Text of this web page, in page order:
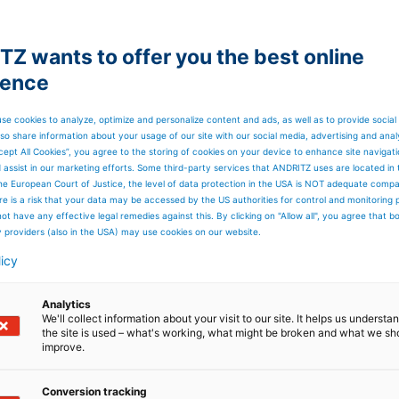
120 Millionen Euro. Die
erste Befeuerung wird für Ende 2019
Schlammlagerung und -transport, neun Fließbetttrockner,
sowie die komplette Automatisierungstechnik.
Lieferung sowie Überwachung der Montage und der
Flughafens Pudong gelegen zählt Bailonggang zu
ist die Größte in Asien. Nach Fertigstellung wird das
3.000 Tonnen Schlamm pro Tag aufweisen. Die
der Welt sein und als Benchmark unter den
von Anlagen, Ausrüstungen und Serviceleistungen für
die metallverarbeitende Industrie und Stahlindustrie
Trennung. Weitere wesentliche Geschäftsfelder sind die
wo ANDRITZ unter der Marke Metris eine
im Bereich Industrial Internet of Things
auch im Bereich der Energieerzeugung
sowie Gasifizierungsanlagen) und
und bietet Anlagen zur Produktion von Vliesstoffen,
wants to offer you the best online
cookies to analyze, optimize and personalize content and ads, as well as to provide social
share information about your usage of our site with our social media, advertising and
All Cookies”, you agree to the storing of cookies on your device to enhance site
assist in our marketing efforts. Some third-party services that ANDRITZ uses are located in
European Court of Justice, the level of data protection in the USA is NOT adequate
is a risk that your data may be accessed by the US authorities for control and monitoring
have any effective legal remedies against this. By clicking on "Allow all", you agree that
(also in the USA) may use cookies on our website.
Analytics
We'll collect information about your visit to our site. It helps us
the site is used – what's working, what might be broken and what we
improve.
Conversion tracking